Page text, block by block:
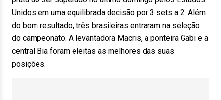
Unidos em uma equilibrada decisão por 3 sets a 2. Além
do bom resultado, três brasileiras entraram na seleção
do campeonato. A levantadora Macris, a ponteira Gabi e a
central Bia foram eleitas as melhores das suas
posições.